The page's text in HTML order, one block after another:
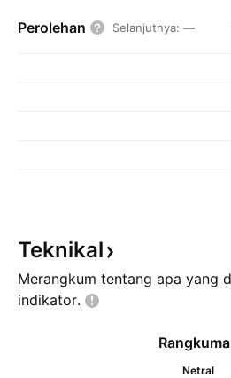
Perolehan Selanjutnya: —
Teknikal
Merangkum tentang apa yang
indikator.
Netral